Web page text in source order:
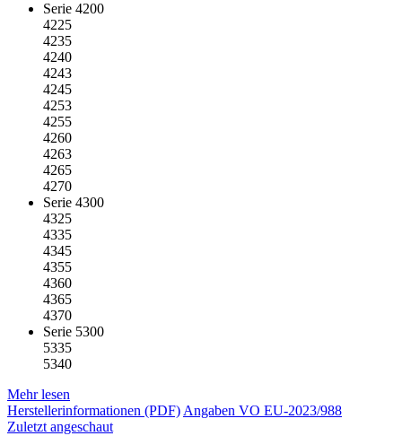
Serie 4200
4225
4235
4240
4243
4245
4253
4255
4260
4263
4265
4270
Serie 4300
4325
4335
4345
4355
4360
4365
4370
Serie 5300
5335
5340
Mehr lesen
Herstellerinformationen (PDF)Angaben VO EU-2023/988
Zuletzt angeschaut